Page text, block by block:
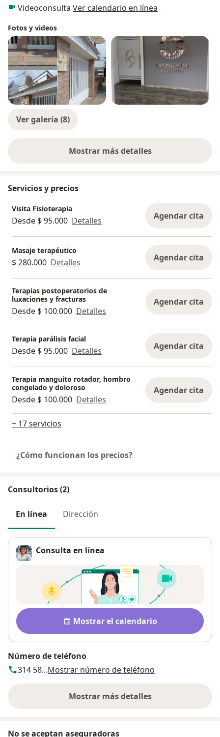
Videoconsulta Ver calendario en línea
Fotos y videos
Ver galería (8)
Mostrar más detalles
sobre la experiencia
Servicios y precios
Visita Fisioterapia
Desde $ 95.000 Detalles Agendar cita
Masaje terapéutico
$ 280.000 Detalles Agendar cita
Terapias postoperatorios de
luxaciones y fracturas
Desde $ 100.000 Detalles
Agendar cita
Terapia parálisis facial
Desde $ 95.000 Detalles Agendar cita
Terapia manguito rotador, hombro
congelado y doloroso
Desde $ 100.000 Detalles
Agendar cita
+ 17 servicios
¿Cómo funcionan los precios?
Consultorios (2)
En línea Dirección
Consulta en línea
Disponibilidad
Mostrar el calendario
Número de teléfono
314 58...Mostrar número de teléfono
Mostrar más detalles
sobre la dirección
No se aceptan aseguradoras